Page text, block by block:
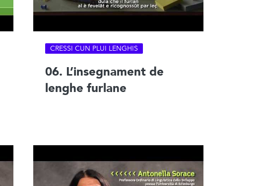
CRESSI CUN PLUI LENGHIS
06. L’insegnament de
lenghe furlane